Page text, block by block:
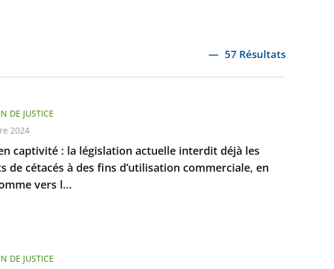
57 Résultats
captivité : la législation actuelle interdit déjà les
de cétacés à des fins d’utilisation commerciale, en
vers l...
DE JUSTICE
2024
DE JUSTICE